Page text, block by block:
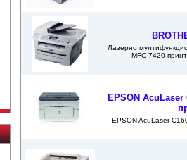
Лазерно
MFC 7420
EPSON AcuLaser
EPSON AcuLaser